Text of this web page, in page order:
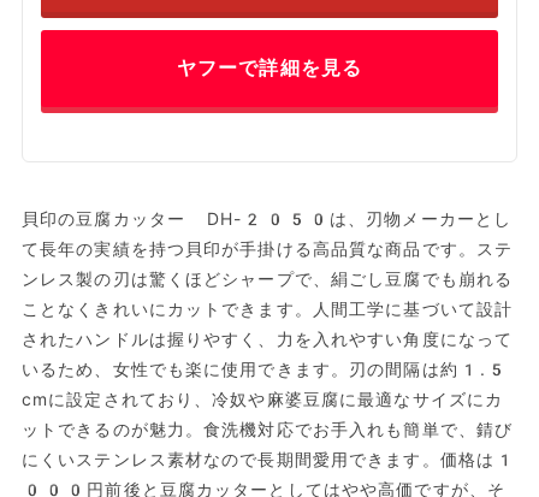
ヤフーで詳細を見る
貝印の豆腐カッター DH-2050は、刃物メーカーとし
て長年の実績を持つ貝印が手掛ける高品質な商品です。ステ
ンレス製の刃は驚くほどシャープで、絹ごし豆腐でも崩れる
ことなくきれいにカットできます。人間工学に基づいて設計
されたハンドルは握りやすく、力を入れやすい角度になって
いるため、女性でも楽に使用できます。刃の間隔は約1.5
cmに設定されており、冷奴や麻婆豆腐に最適なサイズにカ
ットできるのが魅力。食洗機対応でお手入れも簡単で、錆び
にくいステンレス素材なので長期間愛用できます。価格は1
000円前後と豆腐カッターとしてはやや高価ですが、そ